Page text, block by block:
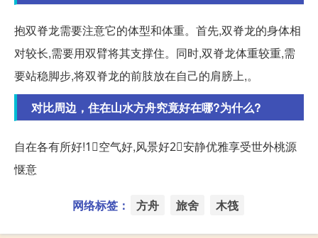
抱双脊龙需要注意它的体型和体重。首先,双脊龙的身体相
对较长,需要用双臂将其支撑住。同时,双脊龙体重较重,需
要站稳脚步,将双脊龙的前肢放在自己的肩膀上,。
对比周边，住在山水方舟究竟好在哪?为什么?
自在各有所好!1⃣空气好,风景好2⃣安静优雅享受世外桃源
惬意
网络标签： 方舟 旅舍 木筏